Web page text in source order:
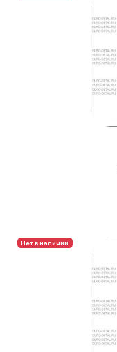
Нет в наличии